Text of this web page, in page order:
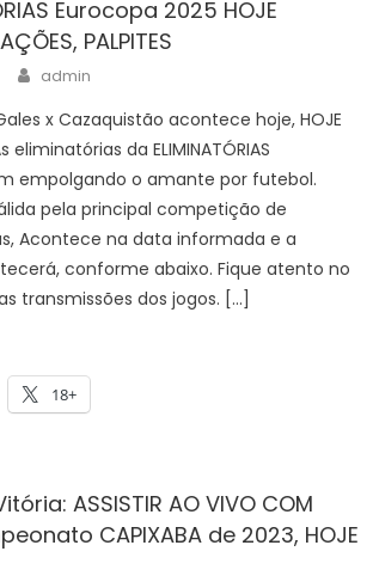
Eurocopa 2025 HOJE
PALPITES
Author
admin
x Cazaquistão acontece hoje, HOJE
eliminatórias da ELIMINATÓRIAS
empolgando o amante por futebol.
pela principal competição de
Acontece na data informada e a
conforme abaixo. Fique atento no
transmissões dos jogos. […]
18+
ASSISTIR AO VIVO COM
CAPIXABA de 2023, HOJE